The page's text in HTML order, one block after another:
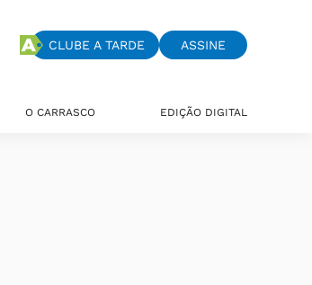
CLUBE A TARDE ASSINE
O CARRASCO EDIÇÃO DIGITAL